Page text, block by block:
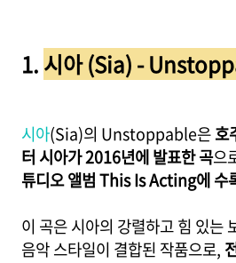
1.시아 (Sia) -
시아(Sia)의 Unstoppable은호
터 시아가 2016년에 발표한 곡으
튜디오 앨범 This Is Acting에 수
이 곡은 시아의 강렬하고 힘 있는
음악 스타일이 결합된 작품으로,